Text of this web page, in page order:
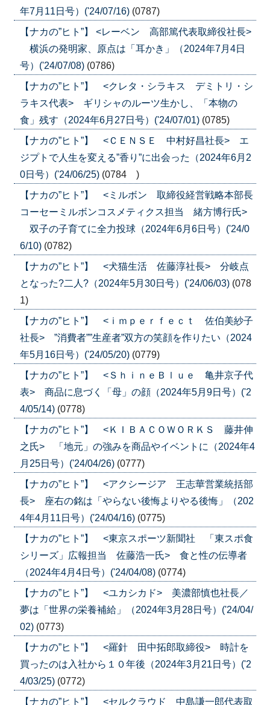
年7月11日号）('24/07/16) (0787)
【ナカの”ヒト”】 <レーベン 高部篤代表取締役社長>
横浜の発明家、原点は「耳かき」（2024年7月4日
号）('24/07/08) (0786)
【ナカの”ヒト”】 <クレタ・シラキス デミトリ・シ
ラキス代表> ギリシャのルーツ生かし、「本物の
食」残す（2024年6月27日号）('24/07/01) (0785)
【ナカの”ヒト”】 <ＣＥＮＳＥ 中村好昌社長> エ
ジプトで人生を変える”香り”に出会った（2024年6月2
0日号）('24/06/25) (0784 )
【ナカの”ヒト”】 <ミルボン 取締役経営戦略本部長
コーセーミルボンコスメティクス担当 緒方博行氏>
双子の子育てに全力投球（2024年6月6日号）('24/0
6/10) (0782)
【ナカの”ヒト”】 <犬猫生活 佐藤淳社長> 分岐点
となった?二人?（2024年5月30日号）('24/06/03) (078
1)
【ナカの”ヒト”】 <ｉｍｐｅｒｆｅｃｔ 佐伯美紗子
社長> ”消費者””生産者”双方の笑顔を作りたい（2024
年5月16日号）('24/05/20) (0779)
【ナカの”ヒト”】 <ＳｈｉｎｅＢｌｕｅ 亀井京子代
表> 商品に息づく「母」の顔（2024年5月9日号）('2
4/05/14) (0778)
【ナカの”ヒト”】 <ＫＩＢＡＣＯＷＯＲＫＳ 藤井伸
之氏> 「地元」の強みを商品やイベントに（2024年4
月25日号）('24/04/26) (0777)
【ナカの”ヒト”】 <アクシージア 王志華営業統括部
長> 座右の銘は「やらない後悔よりやる後悔」（202
4年4月11日号）('24/04/16) (0775)
【ナカの”ヒト”】 <東京スポーツ新聞社 「東スポ食
シリーズ」広報担当 佐藤浩一氏> 食と性の伝導者
（2024年4月4日号）('24/04/08) (0774)
【ナカの”ヒト”】 <ユカシカド> 美濃部慎也社長／
夢は「世界の栄養補給」（2024年3月28日号）('24/04/
02) (0773)
【ナカの”ヒト”】 <羅針 田中拓郎取締役> 時計を
買ったのは入社から１０年後（2024年3月21日号）('2
4/03/25) (0772)
【ナカの”ヒト”】 <セルクラウド 中島謙一郎代表取